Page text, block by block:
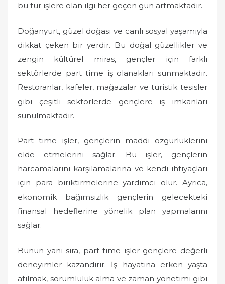
bu tür işlere olan ilgi her geçen gün artmaktadır.
Doğanyurt, güzel doğası ve canlı sosyal yaşamıyla
dikkat çeken bir yerdir. Bu doğal güzellikler ve
zengin kültürel miras, gençler için farklı
sektörlerde part time iş olanakları sunmaktadır.
Restoranlar, kafeler, mağazalar ve turistik tesisler
gibi çeşitli sektörlerde gençlere iş imkanları
sunulmaktadır.
Part time işler, gençlerin maddi özgürlüklerini
elde etmelerini sağlar. Bu işler, gençlerin
harcamalarını karşılamalarına ve kendi ihtiyaçları
için para biriktirmelerine yardımcı olur. Ayrıca,
ekonomik bağımsızlık gençlerin gelecekteki
finansal hedeflerine yönelik plan yapmalarını
sağlar.
Bunun yanı sıra, part time işler gençlere değerli
deneyimler kazandırır. İş hayatına erken yaşta
atılmak, sorumluluk alma ve zaman yönetimi gibi